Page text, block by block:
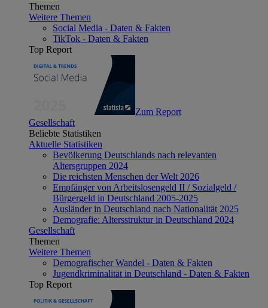
Themen
Weitere Themen
Social Media - Daten & Fakten
TikTok - Daten & Fakten
Top Report
Zum Report
Gesellschaft
Beliebte Statistiken
Aktuelle Statistiken
Bevölkerung Deutschlands nach relevanten
Altersgruppen 2024
Die reichsten Menschen der Welt 2026
Empfänger von Arbeitslosengeld II / Sozialgeld /
Bürgergeld in Deutschland 2005-2025
Ausländer in Deutschland nach Nationalität 2025
Demografie: Altersstruktur in Deutschland 2024
Gesellschaft
Themen
Weitere Themen
Demografischer Wandel - Daten & Fakten
Jugendkriminalität in Deutschland - Daten & Fakten
Top Report